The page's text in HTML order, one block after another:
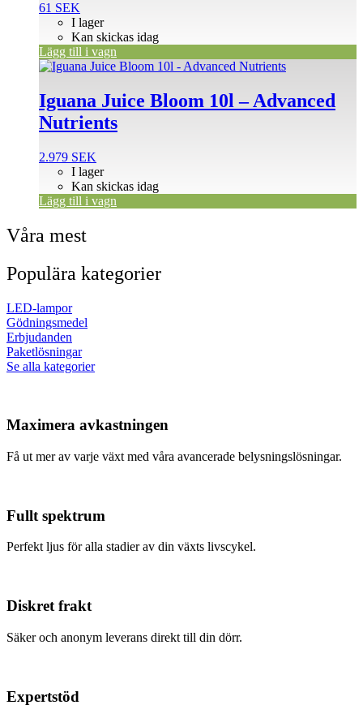
61 SEK
I lager
Kan skickas idag
Lägg till i vagn
Iguana Juice Bloom 10l – Advanced
Nutrients
2.979 SEK
I lager
Kan skickas idag
Lägg till i vagn
Våra mest
Populära kategorier
LED-lampor
Gödningsmedel
Erbjudanden
Paketlösningar
Se alla kategorier
Maximera avkastningen
Få ut mer av varje växt med våra avancerade belysningslösningar.
Fullt spektrum
Perfekt ljus för alla stadier av din växts livscykel.
Diskret frakt
Säker och anonym leverans direkt till din dörr.
Expertstöd